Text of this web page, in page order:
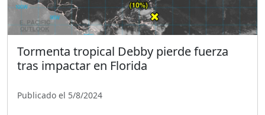
Tormenta tropical Debby pierde fuerza
tras impactar en Florida
Publicado el 5/8/2024